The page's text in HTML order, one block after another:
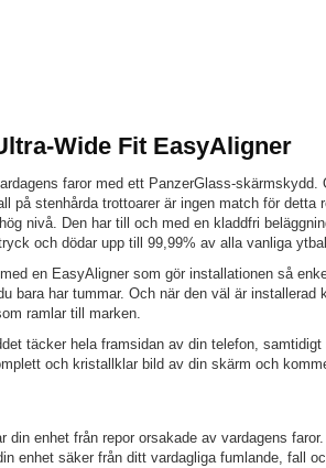
Wide Fit EasyAligner
faror med ett PanzerGlass-
på stenhårda trottoarer är ingen match för detta
nivå. Den har till och med en kladdfri
och dödar upp till 99,99% av alla vanliga
en EasyAligner som gör installationen så
bara har tummar. Och när den väl är installerad
ramlar till marken.
täcker hela framsidan av din telefon,
och kristallklar bild av din skärm och
din enhet från repor orsakade av vardagens faror.
enhet säker från ditt vardagliga fumlande, fall